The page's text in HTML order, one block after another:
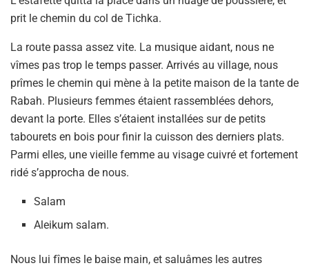
prit le chemin du col de Tichka.
La route passa assez vite. La musique aidant, nous ne
vîmes pas trop le temps passer. Arrivés au village, nous
prîmes le chemin qui mène à la petite maison de la tante de
Rabah. Plusieurs femmes étaient rassemblées dehors,
devant la porte. Elles s’étaient installées sur de petits
tabourets en bois pour finir la cuisson des derniers plats.
Parmi elles, une vieille femme au visage cuivré et fortement
ridé s’approcha de nous.
Salam
Aleikum salam.
Nous lui fîmes le baise main, et saluâmes les autres